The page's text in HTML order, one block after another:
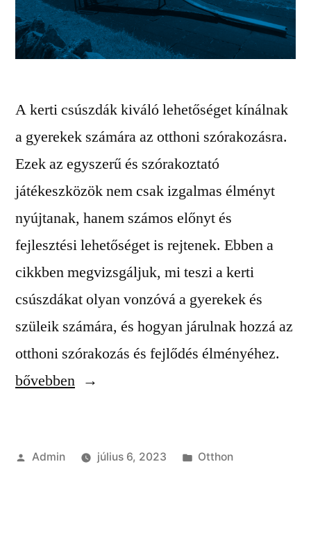
A kerti csúszdák kiváló lehetőséget kínálnak
a gyerekek számára az otthoni szórakozásra.
Ezek az egyszerű és szórakoztató
játékeszközök nem csak izgalmas élményt
nyújtanak, hanem számos előnyt és
fejlesztési lehetőséget is rejtenek. Ebben a
cikkben megvizsgáljuk, mi teszi a kerti
csúszdákat olyan vonzóvá a gyerekek és
szüleik számára, és hogyan járulnak hozzá az
otthoni szórakozás és fejlődés élményéhez.
bővebben
Szerző:
Admin július 6, 2023 Kategória:
Otthon